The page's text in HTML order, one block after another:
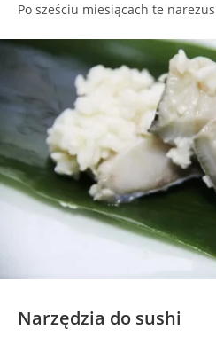
Po sześciu miesiącach te
Narzędzia do sushi